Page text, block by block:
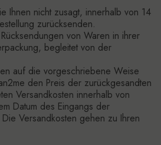
Ihnen nicht zusagt, innerhalb von 14
zurücksenden.
von Waren in ihrer
begleitet von der
auf die vorgeschriebene Weise
den Preis der zurückgesandten
Versandkosten innerhalb von
Datum des Eingangs der
Versandkosten gehen zu Ihren